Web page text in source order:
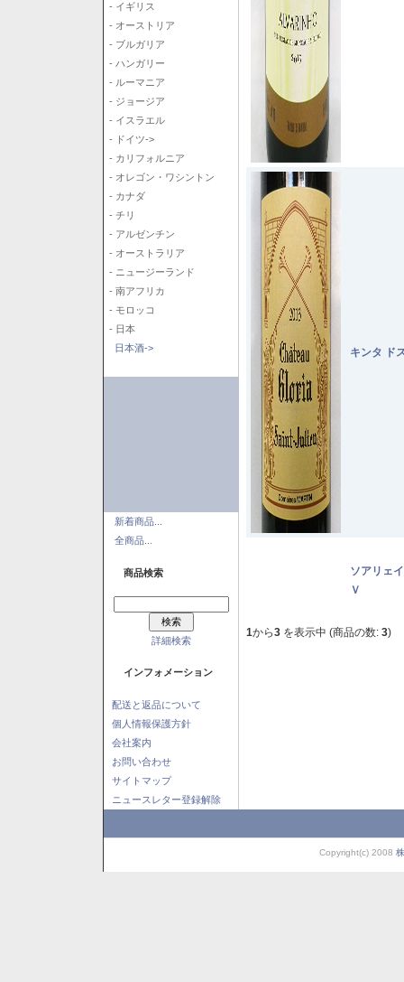
- イギリス
- オーストリア
- ブルガリア
- ハンガリー
- ルーマニア
- ジョージア
- イスラエル
- ドイツ->
- カリフォルニア
- オレゴン・ワシントン
- カナダ
- チリ
- アルゼンチン
- オーストラリア
- ニュージーランド
- 南アフリカ
- モロッコ
- 日本
日本酒->
新着商品...
全商品...
商品検索
詳細検索
インフォメーション
配送と返品について
個人情報保護方針
会社案内
お問い合わせ
サイトマップ
ニュースレター登録解除
キンタ ド
ソアリェ
Ｖ
1から3 を表示中 (商品の数: 3)
Copyright(c) 2008